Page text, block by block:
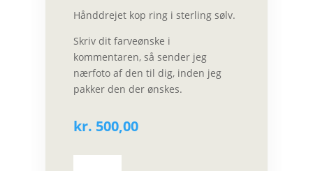
Hånddrejet kop ring i sterling sølv.
Skriv dit farveønske i
kommentaren, så sender jeg
nærfoto af den til dig, inden jeg
pakker den der ønskes.
kr. 500,00